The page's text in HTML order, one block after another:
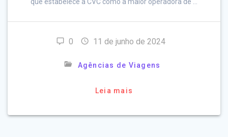
0 11 de junho de 2024
Agências de Viagens
Leia mais